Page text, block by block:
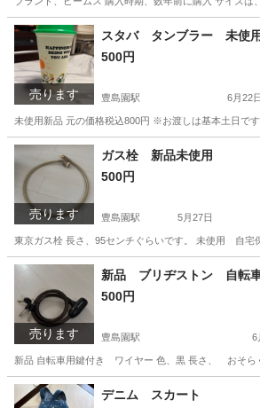
東京 練馬区 豊島園駅 ショートブ
売ります
スタバ タンブラー 未使用
500円
豊島園駅 6月22日
未使用新品 元の価格税込800円 ※お渡しは基本土日で
東京 練馬区 豊島園駅 その他
売ります
ガス栓 新品未使用
500円
豊島園駅 5月27日
東京ガス栓 長さ、95センチぐらいです。 未使用 自宅
東京 練馬区 豊島園駅 家庭用品 ガス
売ります
新品 ブリヂストン 自転
500円
豊島園駅 6
新品 自転車用鍵付き ワイヤー 色、黒 長さ、 おそら
東京 練馬区 豊島園駅 その他
デニム スカート